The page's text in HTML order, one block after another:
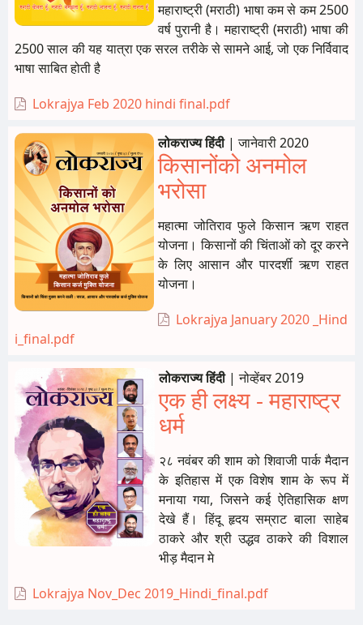
महाराष्ट्री (मराठी) भाषा कम से कम 2500
वर्ष पुरानी है। महाराष्ट्री (मराठी) भाषा की
2500 साल की यह यात्रा एक सरल तरीके से सामने आई, जो एक निर्विवाद
भाषा साबित होती है
Lokrajya Feb 2020 hindi final.pdf
लोकराज्य हिंदी|जानेवारी 2020
किसानोंको अनमोल
भरोसा
महात्मा जोतिराव फुले किसान ऋण राहत
योजना। किसानों की चिंताओं को दूर करने
के लिए आसान और पारदर्शी ऋण राहत
योजना।
Lokrajya January 2020 _Hind
i_final.pdf
लोकराज्य हिंदी|नोव्हेंबर 2019
एक ही लक्ष्य - महाराष्ट्र
धर्म
२८ नवंबर की शाम को शिवाजी पार्क मैदान
के इतिहास में एक विशेष शाम के रूप में
मनाया गया, जिसने कई ऐतिहासिक क्षण
देखे हैं। हिंदू हृदय सम्राट बाला साहेब
ठाकरे और श्री उद्धव ठाकरे की विशाल
भीड़ मैदान मे
Lokrajya Nov_Dec 2019_Hindi_final.pdf